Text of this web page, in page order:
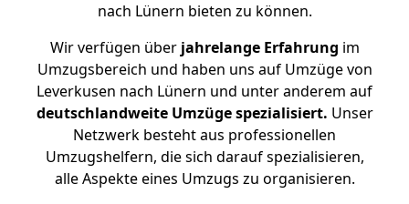
nach Lünern bieten zu können.
Wir verfügen überjahrelange Erfahrung im
Umzugsbereich und haben uns auf Umzüge von
Leverkusen nach Lünern und unter anderem auf
deutschlandweite Umzüge spezialisiert. Unser
Netzwerk besteht aus professionellen
Umzugshelfern, die sich darauf spezialisieren,
alle Aspekte eines Umzugs zu organisieren.